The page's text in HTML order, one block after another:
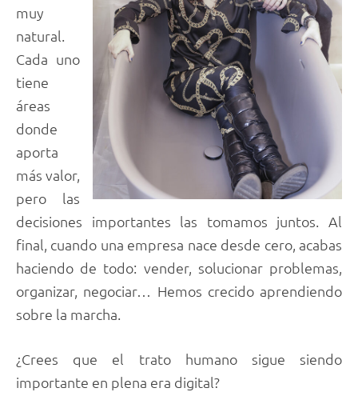
muy
natural.
Cada uno
tiene
áreas
donde
aporta
más valor,
pero las
decisiones importantes las tomamos juntos. Al
final, cuando una empresa nace desde cero, acabas
haciendo de todo: vender, solucionar problemas,
organizar, negociar… Hemos crecido aprendiendo
sobre la marcha.
¿Crees que el trato humano sigue siendo
importante en plena era digital?